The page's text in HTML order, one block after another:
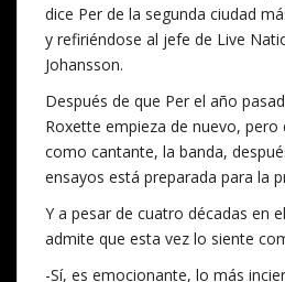
dice Per de la segunda ciudad
y refiriéndose al jefe de Live
Johansson.
Después de que Per el año
Roxette empieza de nuevo, pero
como cantante, la banda,
ensayos está preparada para la
Y a pesar de cuatro décadas en
admite que esta vez lo siente
-Sí, es emocionante, lo más